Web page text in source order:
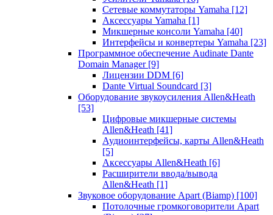
Сетевые коммутаторы Yamaha [12]
Аксессуары Yamaha [1]
Микшерные консоли Yamaha [40]
Интерфейсы и конвертеры Yamaha [23]
Программное обеспечение Audinate Dante
Domain Manager [9]
Лицензии DDM [6]
Dante Virtual Soundcard [3]
Оборудование звукоусиления Allen&Heath
[53]
Цифровые микшерные системы
Allen&Heath [41]
Аудиоинтерфейсы, карты Allen&Heath
[5]
Аксессуары Allen&Heath [6]
Расширители ввода/вывода
Allen&Heath [1]
Звуковое оборудование Apart (Biamp) [100]
Потолочные громкоговорители Apart